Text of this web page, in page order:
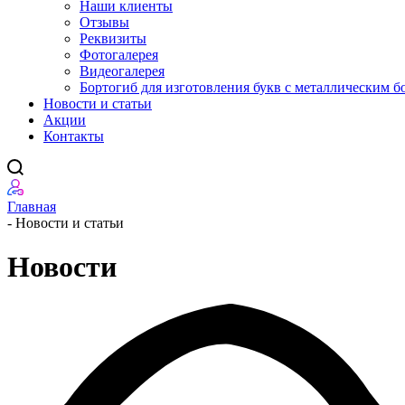
Наши клиенты
Отзывы
Реквизиты
Фотогалерея
Видеогалерея
Бортогиб для изготовления букв с металлическим
Новости и статьи
Акции
Контакты
Главная
- Новости и статьи
Новости